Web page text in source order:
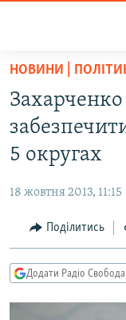
Перейти
основного
матеріалу
Перейти
до
основної
Перейти
до
пошуку
РАДІО СВОБОДА
ВСЕ ЗА ДОБУ
СТАТТІ
СУСПІЛЬСТВО
РОСІЙСЬКА
ДОНБАС.РЕАЛІЇ
ТИ ЯК?
НОВИНИ |
Захарченко
5 округах
18 жовтня 2013, 11:15
Поділитись
Додати Радіо